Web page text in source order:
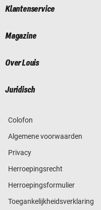
Klantenservice
Magazine
Over Louis
Juridisch
Colofon
Algemene voorwaarden
Privacy
Herroepingsrecht
Herroepingsformulier
Toegankelijkheidsverklaring